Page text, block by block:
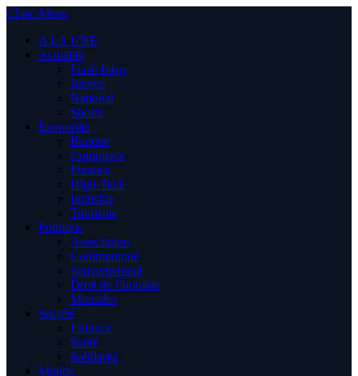
Close Menu
A LA UNE
Actualité
Flash Infos
Justice
National
Sports
Economie
Banque
Commerce
Finance
High-Tech
Industrie
Tourisme
Politique
Association
Communiqué
gouvernement
Droit de l’homme
Ministère
Société
Enfance
Santé
Solidarité
Monde